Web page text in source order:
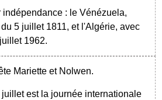
indépendance : le Vénézuela,
5 juillet 1811, et l'Algérie, avec
1962.
Mariette et Nolwen.
juillet est la journée internationale